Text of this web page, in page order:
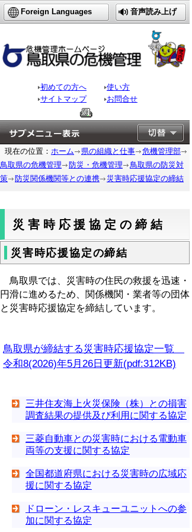
Foreign Languages 音声読み上げ
初めての方へ
使い方
サイトマップ
お問合せ
現在の位置： ホーム 県の組織と仕事
危機管理部
鳥取県の危機管理
防災・危機管理
鳥取県の防災対
策
防災関係機関等との連携 災害時応援協定の締結
災害時応援協定の締結
災害時応援協定の締結
鳥取県では、災害時の住民の救援を迅速・
円滑に進めるため、関係機関・業者等の団体
と災害時応援協定を締結しています。
鳥取県が締結する災害時応援協定一覧
令和8(2026)年5月26日更新(pdf:312KB)
三井住友海上火災保険（株）との損害
調査結果の提供及び利用に関する協定
三菱自動車との災害時における電動車
両等の支援に関する協定
全国都道府県における災害時の広域応
援に関する協定
ドローン・レスキューユニットへの参
加に関する協定